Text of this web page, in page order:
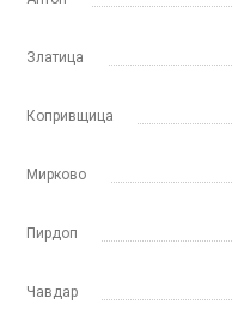
Златица
Копривщица
Мирково
Пирдоп
Чавдар